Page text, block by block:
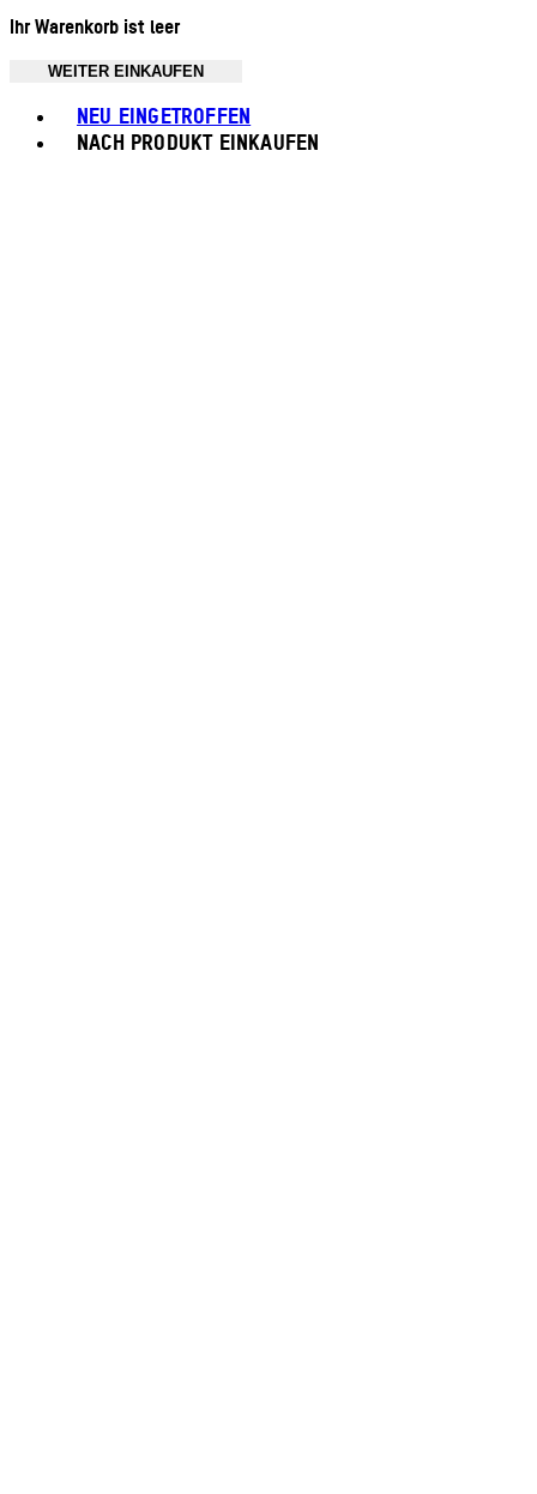
Ihr Warenkorb ist leer
WEITER EINKAUFEN
NEU EINGETROFFEN
NACH PRODUKT EINKAUFEN